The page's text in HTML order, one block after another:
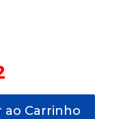
ao Carrinho